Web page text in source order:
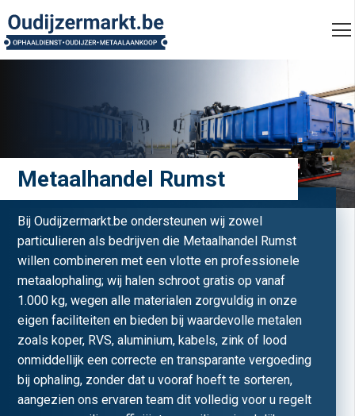
Metaalhandel Rumst
Bij Oudijzermarkt.be ondersteunen wij zowel
particulieren als bedrijven die Metaalhandel Rumst
willen combineren met een vlotte en professionele
metaalophaling; wij halen schroot gratis op vanaf
1.000 kg, wegen alle materialen zorgvuldig in onze
eigen faciliteiten en bieden bij waardevolle metalen
zoals koper, RVS, aluminium, kabels, zink of lood
onmiddellijk een correcte en transparante vergoeding
bij ophaling, zonder dat u vooraf hoeft te sorteren,
aangezien ons ervaren team dit volledig voor u regelt